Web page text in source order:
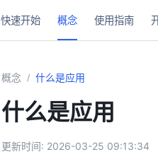
快速开始 概念 使用指南
概念 / 什么是应用
什么是应用
更新时间: 2026-03-25 09:13:34